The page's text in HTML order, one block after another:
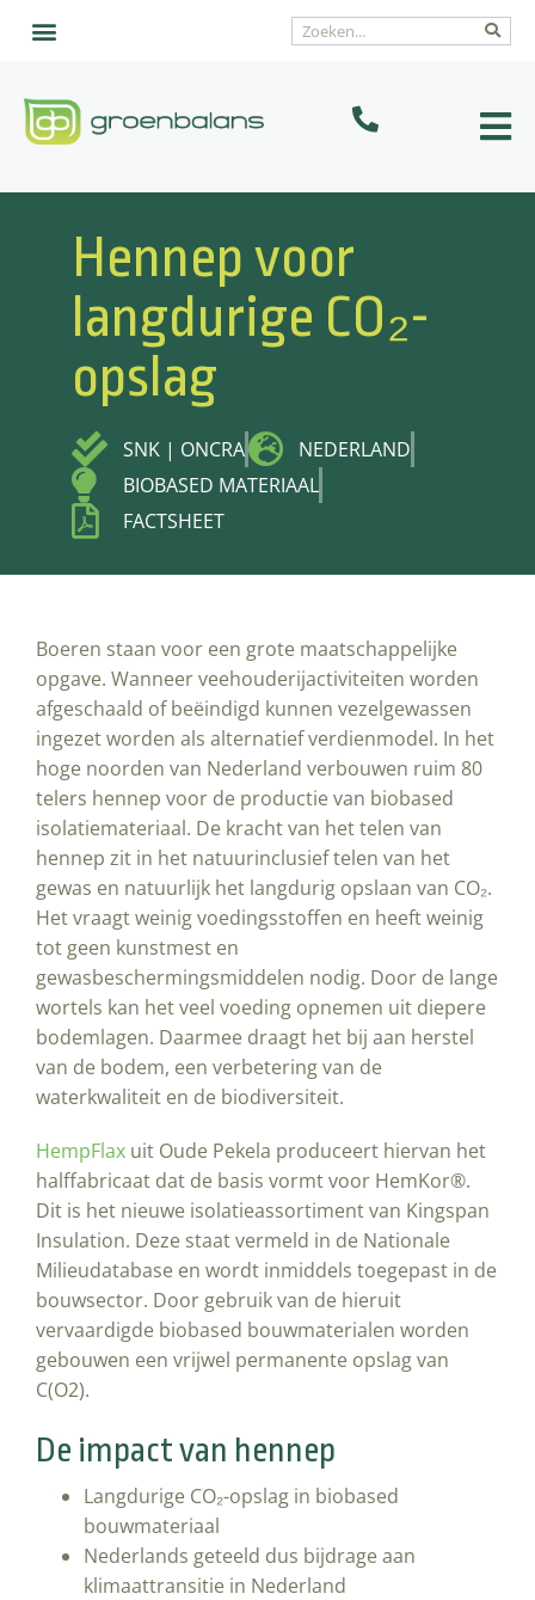
Hennep voor
langdurige CO₂-
opslag
SNK | ONCRA
NEDERLAND
BIOBASED MATERIAAL
FACTSHEET
Boeren staan voor een grote maatschappelijke
opgave. Wanneer veehouderijactiviteiten worden
afgeschaald of beëindigd kunnen vezelgewassen
ingezet worden als alternatief verdienmodel. In het
hoge noorden van Nederland verbouwen ruim 80
telers hennep voor de productie van biobased
isolatiemateriaal. De kracht van het telen van
hennep zit in het natuurinclusief telen van het
gewas en natuurlijk het langdurig opslaan van CO₂.
Het vraagt weinig voedingsstoffen en heeft weinig
tot geen kunstmest en
gewasbeschermingsmiddelen nodig. Door de lange
wortels kan het veel voeding opnemen uit diepere
bodemlagen. Daarmee draagt het bij aan herstel
van de bodem, een verbetering van de
waterkwaliteit en de biodiversiteit.
HempFlax uit Oude Pekela produceert hiervan het
halffabricaat dat de basis vormt voor HemKor®.
Dit is het nieuwe isolatieassortiment van Kingspan
Insulation. Deze staat vermeld in de Nationale
Milieudatabase en wordt inmiddels toegepast in de
bouwsector. Door gebruik van de hieruit
vervaardigde biobased bouwmaterialen worden
gebouwen een vrijwel permanente opslag van
C(O2).
De impact van hennep
Langdurige CO₂-opslag in biobased
bouwmateriaal
Nederlands geteeld dus bijdrage aan
klimaattransitie in Nederland